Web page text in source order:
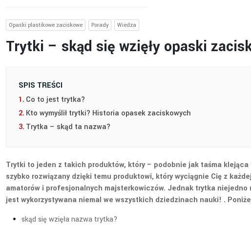
Opaski plastikowe zaciskowe Porady Wiedza
Trytki – skąd się wzięły opaski
SPIS TREŚCI
Co to jest trytka?
Kto wymyślił trytki? Historia opasek zaciskowych
Trytka – skąd ta nazwa?
Trytki to jeden z takich produktów, który – podobnie jak taśma
szybko rozwiązany dzięki temu produktowi, który wyciągnie Cię z
amatorów i profesjonalnych majsterkowiczów. Jednak trytka
jest wykorzystywana niemal we wszystkich dziedzinach nauki! .
skąd się wzięła nazwa trytka?